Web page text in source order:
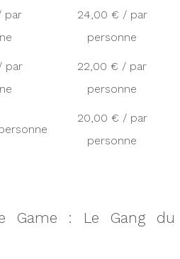
par
24,00 € / par
personne
par
22,00 € / par
personne
20,00 € / par
personne
Game : Le Gang du